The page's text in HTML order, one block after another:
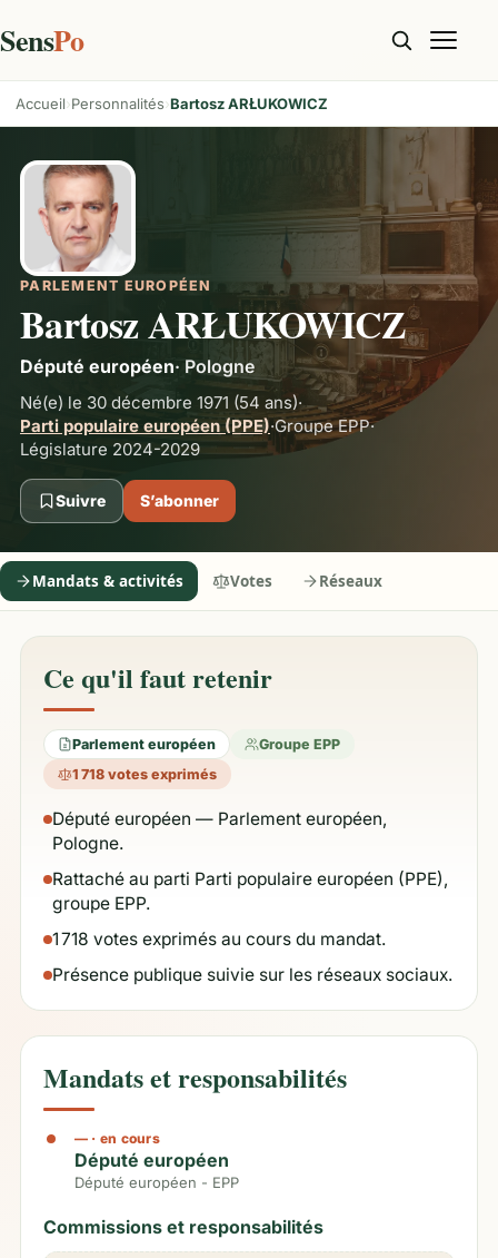
SensPo
Accueil Personnalités Bartosz ARŁUKOWICZ
PARLEMENT EUROPÉEN
Bartosz ARŁUKOWICZ
Député européen· Pologne
Né(e) le 30 décembre 1971 (54 ans)·
Parti populaire européen (PPE)·GroupeEPP·
Législature 2024-2029
Suivre S’abonner
Mandats & activités Votes Réseaux
Ce qu'il faut retenir
Parlement européen
Groupe EPP
1 718 votes exprimés
Député européen — Parlement européen,
Pologne.
Rattaché au parti Parti populaire européen (PPE),
groupe EPP.
1 718 votes exprimés au cours du mandat.
Présence publique suivie sur les réseaux sociaux.
Mandats et responsabilités
— · en cours
Député européen
Député européen - EPP
Commissions et responsabilités